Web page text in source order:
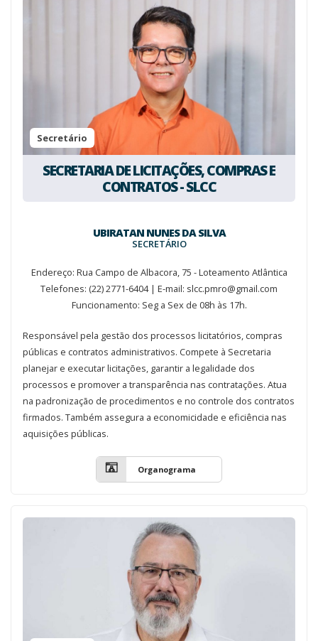
Secretário
SECRETARIA DE LICITAÇÕES, COMPRAS E
CONTRATOS - SLCC
UBIRATAN NUNES DA SILVA
SECRETÁRIO
Endereço: Rua Campo de Albacora, 75 - Loteamento Atlântica
Telefones: (22) 2771-6404 | E-mail: slcc.pmro@gmail.com
Funcionamento: Seg a Sex de 08h às 17h.
Responsável pela gestão dos processos licitatórios, compras
públicas e contratos administrativos. Compete à Secretaria
planejar e executar licitações, garantir a legalidade dos
processos e promover a transparência nas contratações. Atua
na padronização de procedimentos e no controle dos contratos
firmados. Também assegura a economicidade e eficiência nas
aquisições públicas.
Organograma